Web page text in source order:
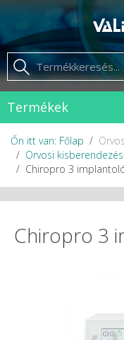
Termékek
Őn itt van: Főlap
Orvosi
Chiropro 3
Chiropro 3